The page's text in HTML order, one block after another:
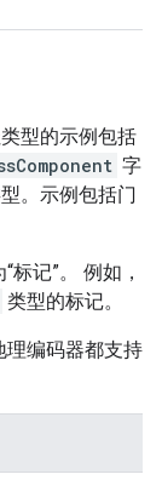
型的示例包括
字
。示例包括门
记”。 例如，
类型的标记。
理编码器都支持